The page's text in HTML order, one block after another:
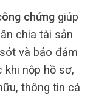
chứng giúp
chia tài sản
và bảo đảm
khi nộp hồ sơ,
thông tin cá